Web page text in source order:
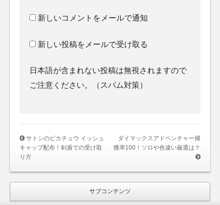
新しいコメントをメールで通知
新しい投稿をメールで受け取る
日本語が含まれない投稿は無視されますので
ご注意ください。（スパム対策）
サトシのピカチュウ イッシュ
キャップ配布！剣盾での受け取
り方
ダイマックスアドベンチャー捕
獲率100！ソロや色違い厳選は？
サブコンテンツ